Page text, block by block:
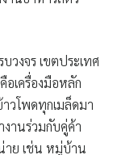
งจร เขตประเทศ
เครื่องมือหลัก
วโพดทุกเมล็ดมา
านร่วมกับคู่ค้า
าย เช่น หมู่บ้าน